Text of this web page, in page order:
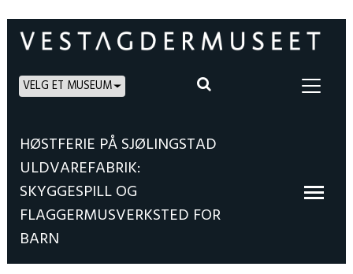
VELG ET MUSEUM
HØSTFERIE PÅ SJØLINGSTAD
ULDVAREFABRIK:
SKYGGESPILL OG
FLAGGERMUSVERKSTED FOR
BARN